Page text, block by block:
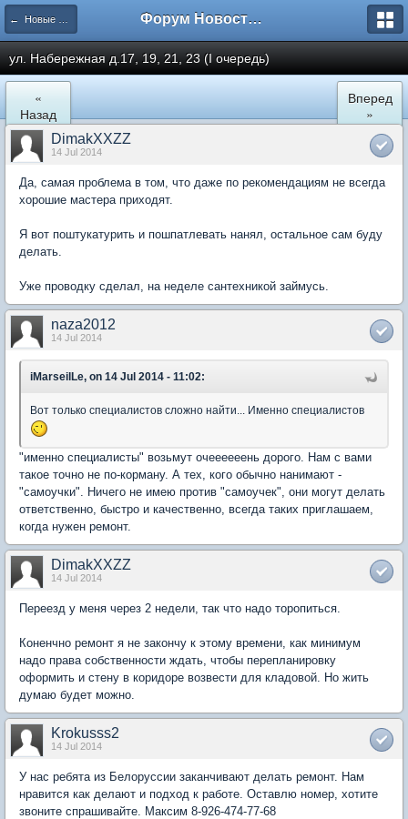
← Новые Водники Форум Новостройки
ул. Набережная д.17, 19, 21, 23 (I очередь)
«
Назад
Вперед
»
DimakXXZZ
14 Jul 2014
Да, самая проблема в том, что даже по рекомендациям не всегда
хорошие мастера приходят.
Я вот поштукатурить и пошпатлевать нанял, остальное сам буду
делать.
Уже проводку сделал, на неделе сантехникой займусь.
naza2012
14 Jul 2014
iMarseilLe, on 14 Jul 2014 - 11:02:
Вот только специалистов сложно найти... Именно специалистов
"именно специалисты" возьмут очеееееень дорого. Нам с вами
такое точно не по-корману. А тех, кого обычно нанимают -
"самоучки". Ничего не имею против "самоучек", они могут делать
ответственно, быстро и качественно, всегда таких приглашаем,
когда нужен ремонт.
DimakXXZZ
14 Jul 2014
Переезд у меня через 2 недели, так что надо торопиться.
Коненчно ремонт я не закончу к этому времени, как минимум
надо права собственности ждать, чтобы перепланировку
оформить и стену в коридоре возвести для кладовой. Но жить
думаю будет можно.
Krokusss2
14 Jul 2014
У нас ребята из Белоруссии заканчивают делать ремонт. Нам
нравится как делают и подход к работе. Оставлю номер, хотите
звоните спрашивайте. Максим 8-926-474-77-68